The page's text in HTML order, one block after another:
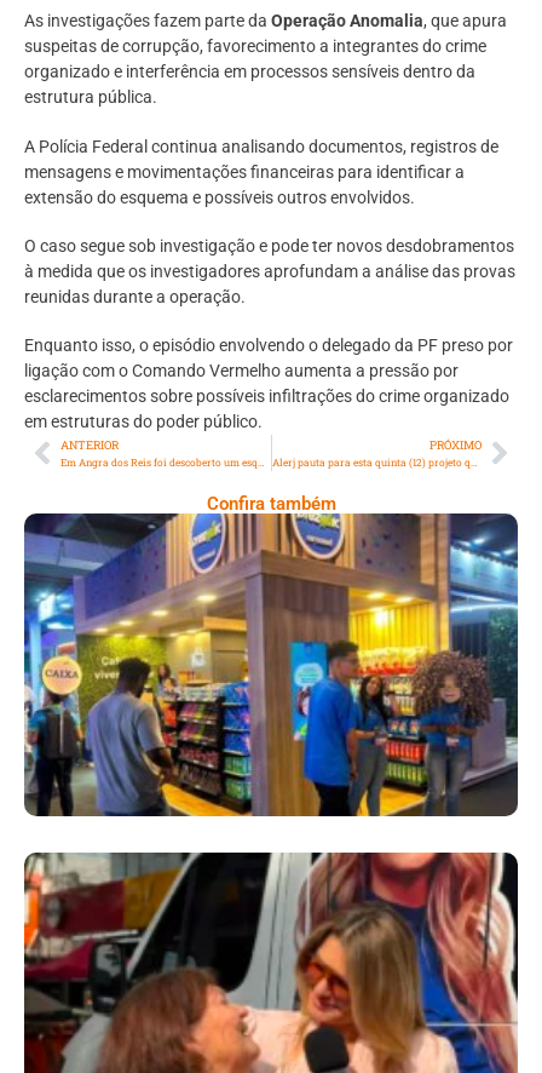
As investigações fazem parte da Operação Anomalia, que apura
suspeitas de corrupção, favorecimento a integrantes do crime
organizado e interferência em processos sensíveis dentro da
estrutura pública.
A Polícia Federal continua analisando documentos, registros de
mensagens e movimentações financeiras para identificar a
extensão do esquema e possíveis outros envolvidos.
O caso segue sob investigação e pode ter novos desdobramentos
à medida que os investigadores aprofundam a análise das provas
reunidas durante a operação.
Enquanto isso, o episódio envolvendo o delegado da PF preso por
ligação com o Comando Vermelho aumenta a pressão por
esclarecimentos sobre possíveis infiltrações do crime organizado
em estruturas do poder público.
ANTERIOR PRÓXIMO
Confira também
Cencosud Promove Inovação No Brasil
Com A Participação Do Prezunic No Rio
Innovation Week 2026
​Segurança Pública Lidera Queixas De
Moradores Do Rio Em Escuta Promovida Por
Antônia Fontenelle